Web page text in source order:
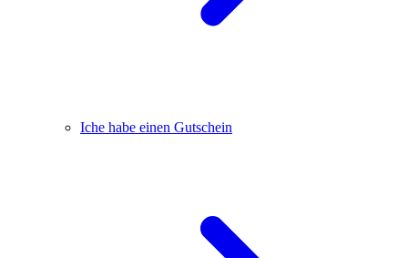
Iche habe einen Gutschein